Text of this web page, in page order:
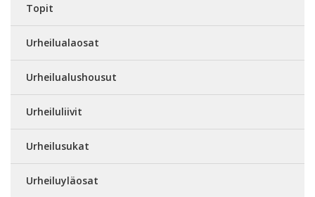
Topit
Urheilualaosat
Urheilualushousut
Urheiluliivit
Urheilusukat
Urheiluyläosat